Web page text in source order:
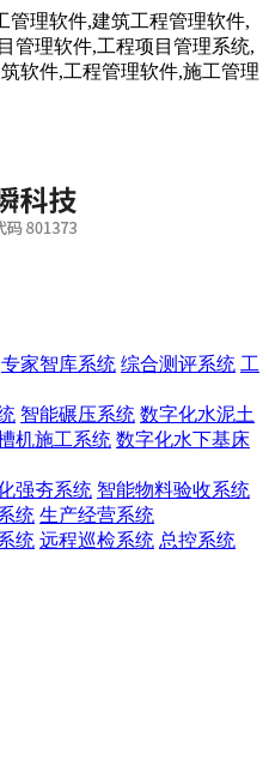
管理软件,建筑工程管理软件,
管理软件,工程项目管理系统,
软件,工程管理软件,施工管理
专家智库系统 综合测评系统 工
智能碾压系统 数字化水泥土
机施工系统 数字化水下基床
强夯系统 智能物料验收系统
统 生产经营系统
统 远程巡检系统 总控系统